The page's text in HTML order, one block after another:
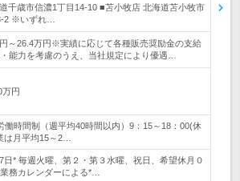
千歳市信濃1丁目14-10 ■苫小牧店 北海道苫小牧市
※いずれ…
～26.4万円※実績に応じて各種販売奨励金の支給
能力を考慮のうえ、当社規定により優遇…
万円
働時間制（週平均40時間以内）9：15～18：00(休
月平均15～2…
日* 毎週火曜、第２・第３水曜、祝日、希望休月０
務カレンダーによる*…